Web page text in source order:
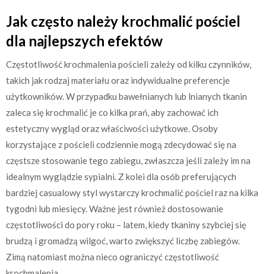
Jak często należy krochmalić pościel
dla najlepszych efektów
Częstotliwość krochmalenia pościeli zależy od kilku czynników,
takich jak rodzaj materiału oraz indywidualne preferencje
użytkowników. W przypadku bawełnianych lub lnianych tkanin
zaleca się krochmalić je co kilka prań, aby zachować ich
estetyczny wygląd oraz właściwości użytkowe. Osoby
korzystające z pościeli codziennie mogą zdecydować się na
częstsze stosowanie tego zabiegu, zwłaszcza jeśli zależy im na
idealnym wyglądzie sypialni. Z kolei dla osób preferujących
bardziej casualowy styl wystarczy krochmalić pościel raz na kilka
tygodni lub miesięcy. Ważne jest również dostosowanie
częstotliwości do pory roku – latem, kiedy tkaniny szybciej się
brudzą i gromadzą wilgoć, warto zwiększyć liczbę zabiegów.
Zimą natomiast można nieco ograniczyć częstotliwość